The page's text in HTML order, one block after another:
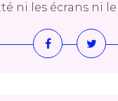
ni les écrans ni le